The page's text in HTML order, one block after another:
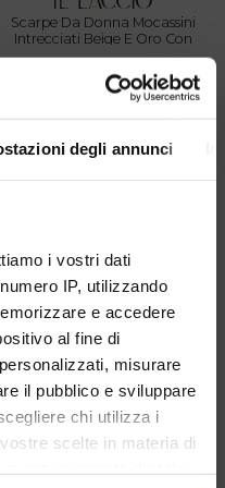
degli annunci
i vostri dati
IP, utilizzando
e accedere
al fine di
misurare
il pubblico e sviluppare
chi utilizza i
scelte in materia di
Scarpe Da Donna Mocassini
Intrecciati Beige E Oro Con
Nappine
-40%
€ 47.40